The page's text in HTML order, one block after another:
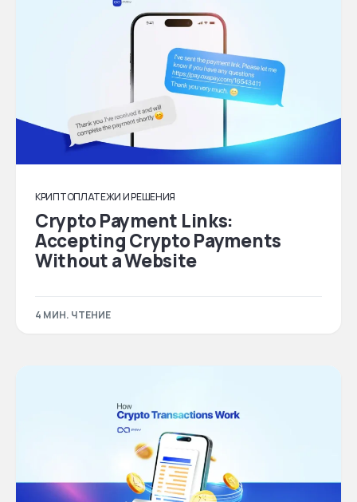
КРИПТОПЛАТЕЖИ И РЕШЕНИЯ
Crypto Payment Links:
Accepting Crypto Payments
Without a Website
4 МИН. ЧТЕНИЕ